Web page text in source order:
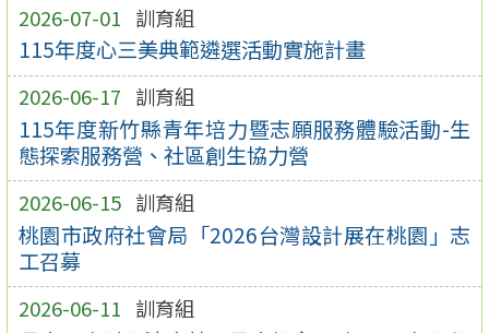
2026-07-01 訓育組
115年度心三美典範遴選活動實施計畫
2026-06-17 訓育組
115年度新竹縣青年培力暨志願服務體驗活動-生
態探索服務營、社區創生協力營
2026-06-15 訓育組
桃園市政府社會局「2026台灣設計展在桃園」志
工召募
2026-06-11 訓育組